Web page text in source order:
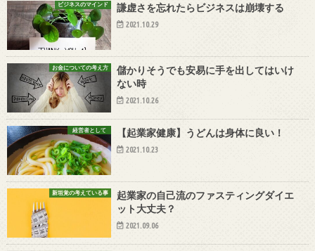
ビジネスのマインド 謙虚さを忘れたらビジネスは崩壊する
2021.10.29
お金についての考え方
儲かりそうでも安易に手を出してはいけ
ない時
2021.10.26
経営者として 【起業家健康】うどんは身体に良い！
2021.10.23
新垣覚の考えている事
起業家の自己流のファスティングダイエ
ット大丈夫？
2021.09.06